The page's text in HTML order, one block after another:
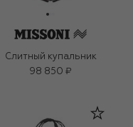
Слитный купальник
98 850 ₽